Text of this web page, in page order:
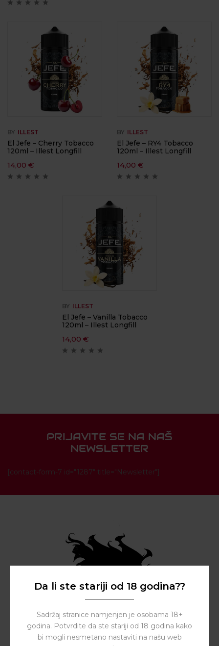
BY ILLEST
El Jefe – Cherry Tobacco
120ml – Illest Longfill
14,00 €
BY ILLEST
El Jefe – RY4 Tobacco
120ml – Illest Longfill
14,00 €
BY ILLEST
El Jefe – Vanilla Tobacco
120ml – Illest Longfill
14,00 €
PRIJAVITE SE NA NAŠ
NEWSLETTER
[contact-form-7 id="1287" title="Newsletter"]
Da li ste stariji od 18 godina??
Sadržaj stranice namjenjen je osobama 18+
godina. Potvrdite da ste stariji od 18 godina kako
bi mogli nesmetano nastaviti na našu web